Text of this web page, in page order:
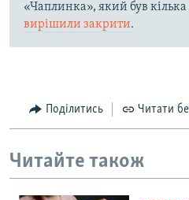
«Чаплинка», який був кілька
вирішили закрити.
Поділитись Читати
Читайте також